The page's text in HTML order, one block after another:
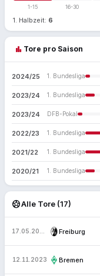
1-15 16-30
1. Halbzeit: 6
bar_chart Tore pro Saison
2024/25 1. Bundesliga
2023/24 1. Bundesliga
2023/24 DFB-Pokal
2022/23 1. Bundesliga
2021/22 1. Bundesliga
2020/21 1. Bundesliga
sports_soccerAlle Tore (17)
Freiburg
12.11.2023 Bremen